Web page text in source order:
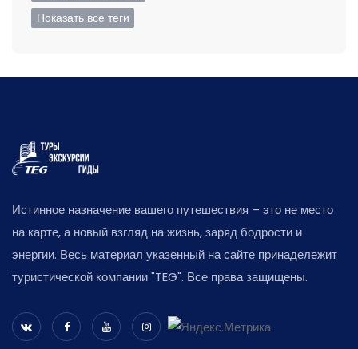
Показать все теги
Истинное назначение вашего путешествия – это не место
на карте, а новый взгляд на жизнь, заряд бодрости и
энергии. Весь материал указенный на сайте принадележит
туристической компании "TEG". Все права защищены.